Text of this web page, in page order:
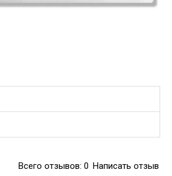
Всего отзывов: 0 Написать отзыв